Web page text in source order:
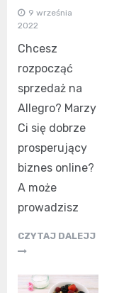
9 września
2022
Chcesz
rozpocząć
sprzedaż na
Allegro? Marzy
Ci się dobrze
prosperujący
biznes online?
A może
prowadzisz
CZYTAJ DALEJJ